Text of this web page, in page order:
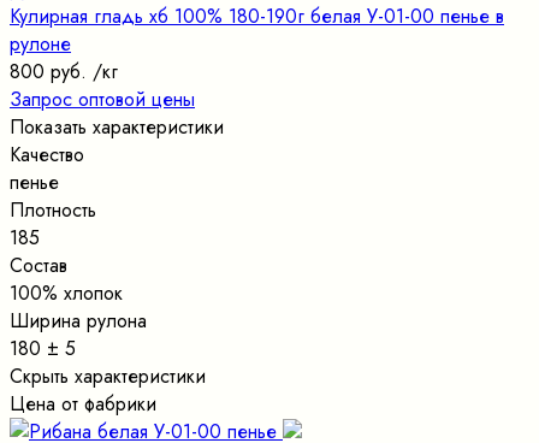
Кулирная гладь хб 100% 180-190г белая У-01-00 пенье в
рулоне
800 руб. /кг
Запрос оптовой цены
Показать характеристики
Качество
пенье
Плотность
185
Состав
100% хлопок
Ширина рулона
180 ± 5
Скрыть характеристики
Цена от фабрики